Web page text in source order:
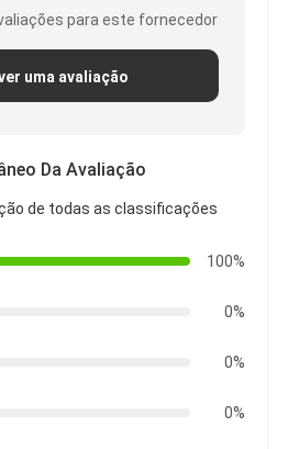
para este fornecedor
uma avaliação
Da Avaliação
de todas as classificações
100%
0%
0%
0%